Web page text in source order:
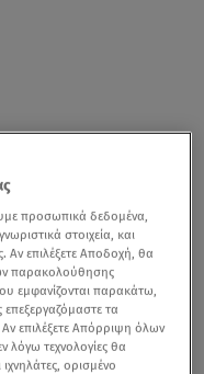
προσωπικά δεδομένα,
στοιχεία, και
επιλέξετε Αποδοχή, θα
παρακολούθησης
εμφανίζονται παρακάτω,
επεξεργαζόμαστε τα
επιλέξετε Απόρριψη όλων
λόγω τεχνολογίες θα
ορισμένο